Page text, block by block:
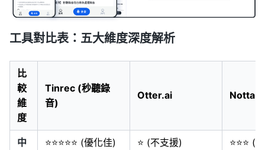
工具對比表：五大維度深度解析
比
較
維
度
Tinrec (秒聽錄
音)
Otter.ai Notta
中
⭐⭐⭐⭐⭐ (優化佳) ⭐ (不支援) ⭐⭐⭐ (